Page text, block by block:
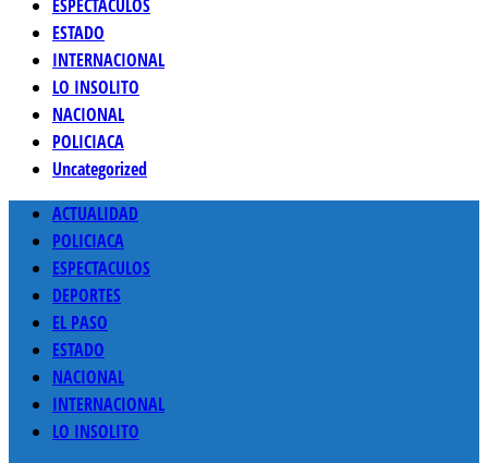
ESPECTACULOS
ESTADO
INTERNACIONAL
LO INSOLITO
NACIONAL
POLICIACA
Uncategorized
Menú
principal
ACTUALIDAD
POLICIACA
ESPECTACULOS
DEPORTES
EL PASO
ESTADO
NACIONAL
INTERNACIONAL
LO INSOLITO